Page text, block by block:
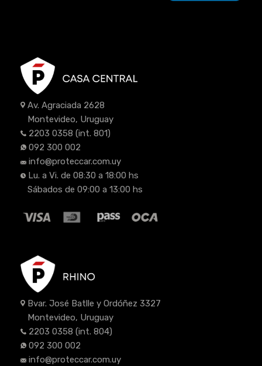
Av. Agraciada 2628
Montevideo, Uruguay
2203 0358 (int. 801)
092 300 002
info@proteccar.com.uy
Lu. a Vi. de 08:30 a 18:00 hs
Sábados de 09:00 a 13:00 hs
Bvar. José Batlle y Ordóñez 3327
Montevideo, Uruguay
2203 0358 (int. 804)
092 300 002
info@proteccar.com.uy